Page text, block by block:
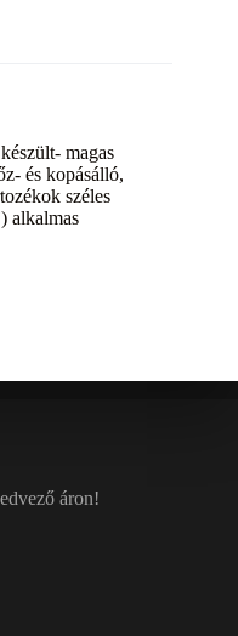
magas
és kopásálló,
széles
alkalmas
áron!